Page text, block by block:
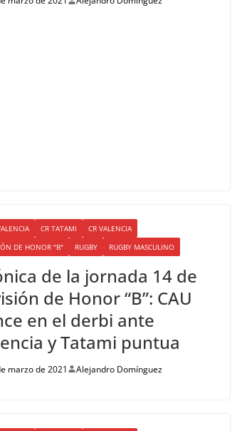
CR TATAMI
CR VALENCIA
DE HONOR "B"
RUGBY RUGBY MASCULINO
de la jornada 14 de
de Honor “B”: CAU
en el derbi ante
y Tatami puntua
marzo de 2021 Alejandro Domínguez